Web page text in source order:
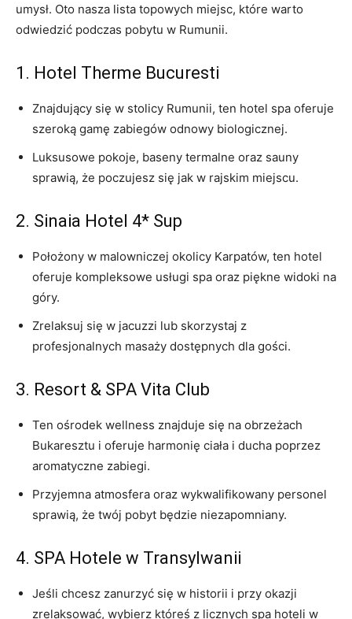
umysł. Oto nasza lista topowych miejsc, które warto⁤
odwiedzić‌ podczas pobytu​ w Rumunii.
1. Hotel Therme Bucuresti
Znajdujący się w ‌stolicy⁢ Rumunii, ten hotel spa oferuje
⁣szeroką gamę zabiegów odnowy biologicznej.
Luksusowe pokoje,⁣ baseny ​termalne oraz sauny
sprawią, że ‌poczujesz się jak ⁤w rajskim‌ miejscu.
2. Sinaia Hotel 4* Sup
Położony w malowniczej ⁤okolicy‌ Karpatów, ‍ten hotel
oferuje kompleksowe usługi spa⁣ oraz piękne ​widoki na‌
góry.
Zrelaksuj się ​w⁢ jacuzzi⁢ lub skorzystaj z​
profesjonalnych masaży‍ dostępnych⁤ dla ‍gości.
3. Resort ​& SPA ⁣Vita Club
Ten ‍ośrodek wellness znajduje się na obrzeżach
Bukaresztu i oferuje harmonię ciała i ducha poprzez
aromatyczne zabiegi.
Przyjemna atmosfera oraz wykwalifikowany ​personel
sprawią, że twój pobyt będzie niezapomniany.
4. SPA Hotele w ‌Transylwanii
Jeśli chcesz zanurzyć się ​w historii i przy ‍okazji
zrelaksować, wybierz któreś ⁤z licznych ‌spa ⁣hoteli w